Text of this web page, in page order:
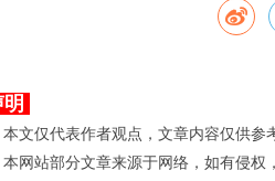
本文仅代表作者观点，文章内容仅供参
本网站部分文章来源于网络，如有侵权